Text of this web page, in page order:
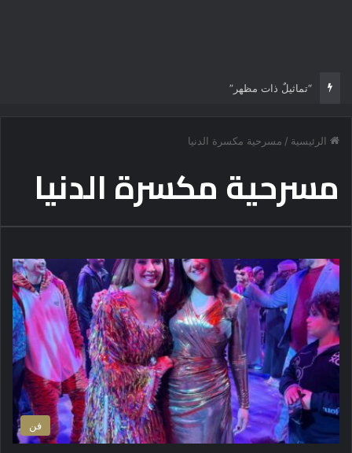
“تماثيلٌ ذات مظهر”
الرئيسية / مسرحية مكسرة الدنيا
مسرحية مكسرة الدنيا
فن